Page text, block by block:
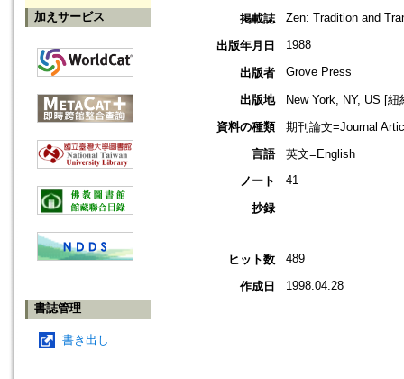
加えサービス
書誌管理
書き出し
掲載誌 Zen: Tradition and
出版年月日 1988
出版者 Grove Press
出版地
New York, NY, US [
資料の種類
期刊論文=Journal
言語
英文=English
ノート
41
抄録
ヒット数 489
作成日 1998.04.28